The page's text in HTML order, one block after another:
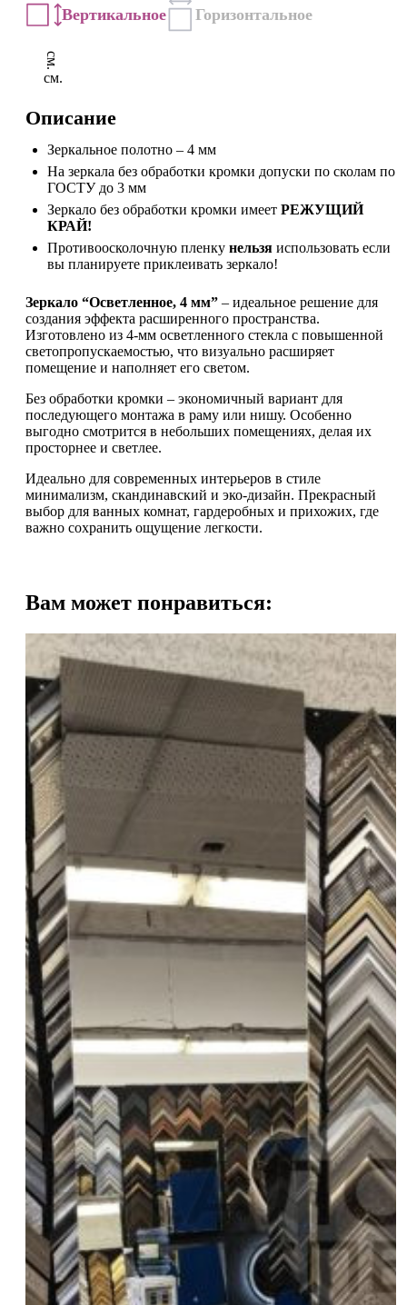
Вертикальное
Горизонтальное
см.
см.
Описание
Зеркальное полотно – 4 мм
На зеркала без обработки кромки допуски по сколам по
ГОСТУ до 3 мм
Зеркало без обработки кромки имеет РЕЖУЩИЙ
КРАЙ!
Противоосколочную пленку нельзя использовать если
вы планируете приклеивать зеркало!
Зеркало “Осветленное, 4 мм” – идеальное решение для
создания эффекта расширенного пространства.
Изготовлено из 4-мм осветленного стекла с повышенной
светопропускаемостью, что визуально расширяет
помещение и наполняет его светом.
Без обработки кромки – экономичный вариант для
последующего монтажа в раму или нишу. Особенно
выгодно смотрится в небольших помещениях, делая их
просторнее и светлее.
Идеально для современных интерьеров в стиле
минимализм, скандинавский и эко-дизайн. Прекрасный
выбор для ванных комнат, гардеробных и прихожих, где
важно сохранить ощущение легкости.
Вам может понравиться: